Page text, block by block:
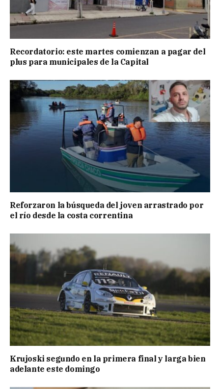
Recordatorio: este martes comienzan a pagar del
plus para municipales de la Capital
Reforzaron la búsqueda del joven arrastrado por
el río desde la costa correntina
Krujoski segundo en la primera final y larga bien
adelante este domingo